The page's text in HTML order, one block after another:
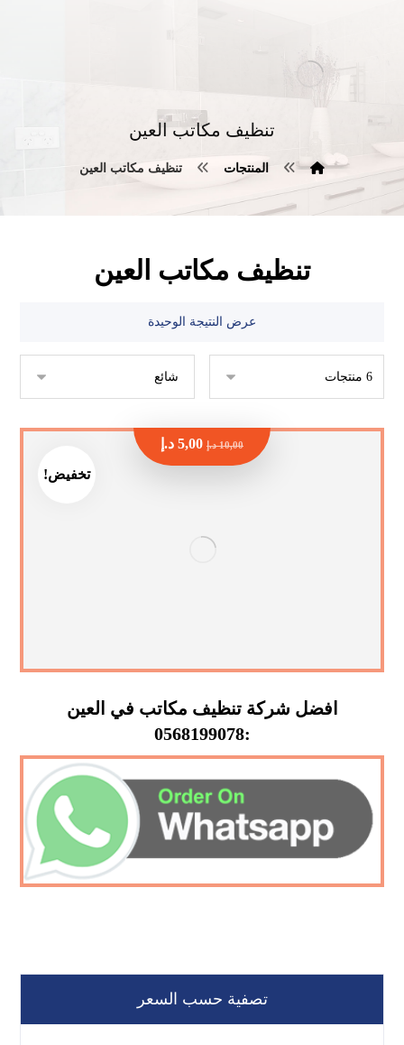
تنظيف مكاتب العين
المنتجات تنظيف مكاتب العين
تنظيف مكاتب العين
عرض النتيجة الوحيدة
تخفيض!
افضل شركة تنظيف مكاتب في العين
:0568199078
10,00 د.إ 5,00 د.إ
تصفية حسب السعر